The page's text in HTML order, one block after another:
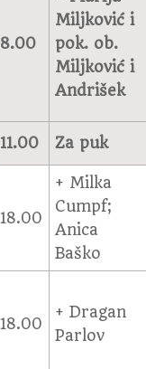
8.00
Miljković i
pok. ob.
Miljković i
Andrišek
11.00 Za puk
18.00
+ Milka
Cumpf;
Anica
Baško
18.00
+ Dragan
Parlov